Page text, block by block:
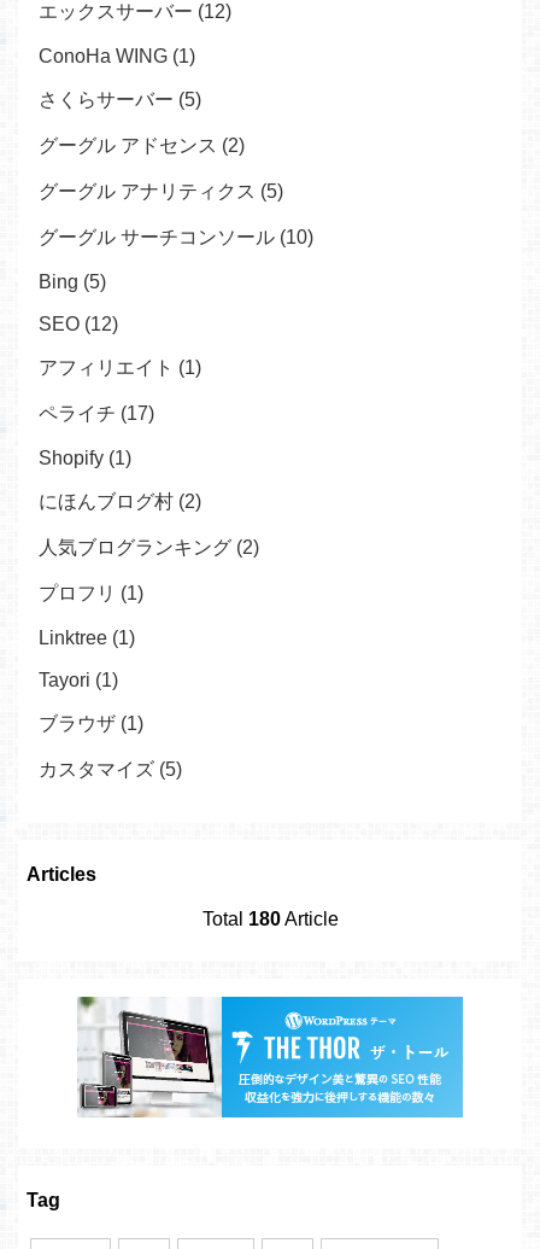
エックスサーバー (12)
ConoHa WING (1)
さくらサーバー (5)
グーグル アドセンス (2)
グーグル アナリティクス (5)
グーグル サーチコンソール (10)
Bing (5)
SEO (12)
アフィリエイト (1)
ペライチ (17)
Shopify (1)
にほんブログ村 (2)
人気ブログランキング (2)
プロフリ (1)
Linktree (1)
Tayori (1)
ブラウザ (1)
カスタマイズ (5)
Articles
Total 180Article
Tag